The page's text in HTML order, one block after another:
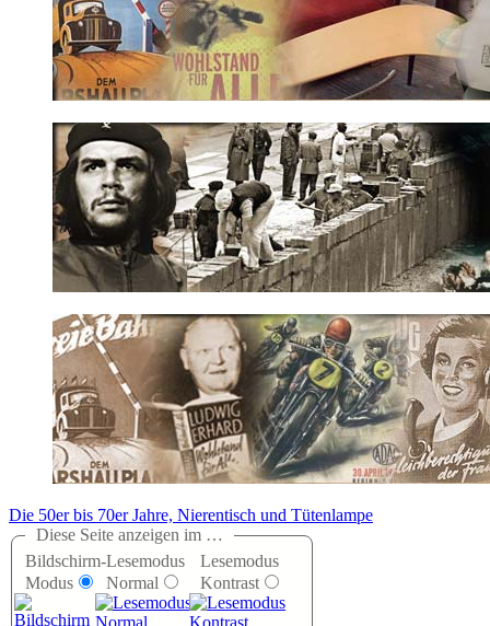
Die 50er bis 70er Jahre, Nierentisch und Tütenlampe
Diese Seite anzeigen im …
Bildschirm-
Modus
Lesemodus
Normal
Lesemodus
Kontrast